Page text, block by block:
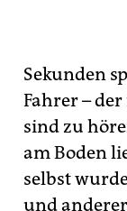
Sekunden
Fahrer –
sind zu
am Boden
selbst
und